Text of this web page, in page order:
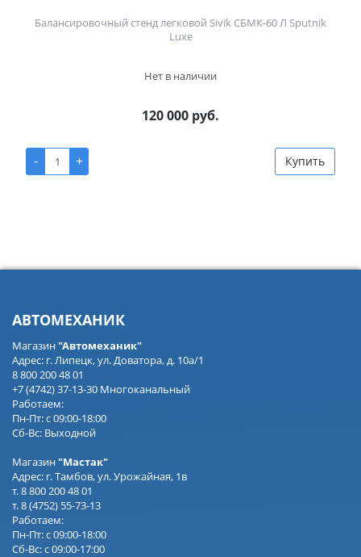
Балансировочный стенд легковой Sivik СБМК-60 Л Sputnik
Luxe
Нет в наличии
120 000 руб.
- + Купить
АВТОМЕХАНИК
Магазин"Автомеханик"
Адрес: г. Липецк, ул. Доватора, д. 10а/1
8 800 200 48 01
+7 (4742) 37-13-30 Многоканальный
Работаем:
Пн-Пт: с 09:00-18:00
Сб-Вс: Выходной
Магазин"Мастак"
Адрес: г. Тамбов, ул. Урожайная, 1в
т. 8 800 200 48 01
т. 8 (4752) 55-73-13
Работаем:
Пн-Пт: с 09:00-18:00
Сб-Вс: с 09:00-17:00